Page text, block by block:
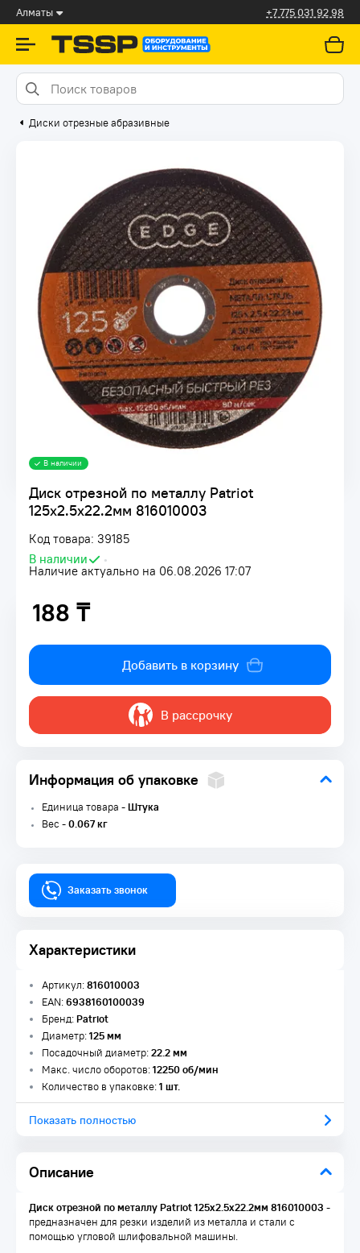
Алматы +7 775 031 92 98
Диски отрезные абразивные
Диск отрезной по металлу Patriot
125х2.5х22.2мм 816010003
Код товара: 39185
В наличии
•
Наличие актуально на 06.08.2026 17:07
В наличии
188 ₸
188 ₸
Добавить в корзину
В рассрочку
Информация об упаковке
Единица товара -Штука
Вес -0.067 кг
Заказать звонок
Характеристики
Описание
Артикул:816010003
EAN:6938160100039
Бренд:Patriot
Диаметр:125 мм
Посадочный диаметр:22.2 мм
Макс. число оборотов:12250 об/мин
Количество в упаковке:1 шт.
Показать полностью
Диск отрезной по металлу Patriot 125х2.5х22.2мм 816010003 -
предназначен для резки изделий из металла и стали с
помощью угловой шлифовальной машины.